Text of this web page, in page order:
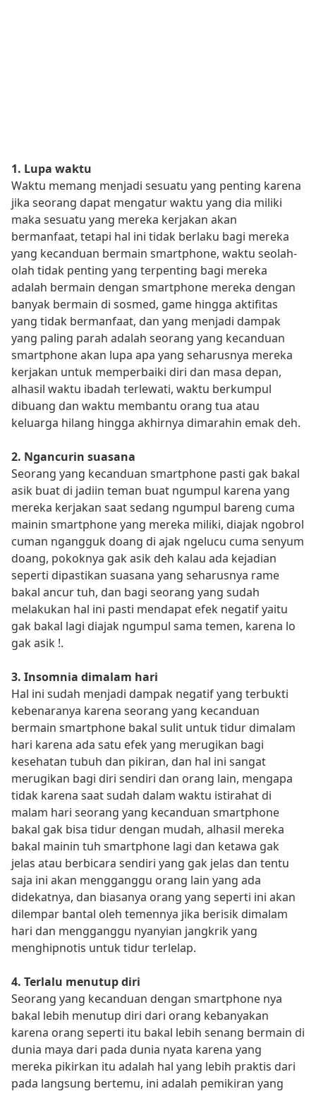
1. Lupa waktu
Waktu memang menjadi sesuatu yang penting karena
jika seorang dapat mengatur waktu yang dia miliki
maka sesuatu yang mereka kerjakan akan
bermanfaat, tetapi hal ini tidak berlaku bagi mereka
yang kecanduan bermain smartphone, waktu seolah-
olah tidak penting yang terpenting bagi mereka
adalah bermain dengan smartphone mereka dengan
banyak bermain di sosmed, game hingga aktifitas
yang tidak bermanfaat, dan yang menjadi dampak
yang paling parah adalah seorang yang kecanduan
smartphone akan lupa apa yang seharusnya mereka
kerjakan untuk memperbaiki diri dan masa depan,
alhasil waktu ibadah terlewati, waktu berkumpul
dibuang dan waktu membantu orang tua atau
keluarga hilang hingga akhirnya dimarahin emak deh.
2. Ngancurin suasana
Seorang yang kecanduan smartphone pasti gak bakal
asik buat di jadiin teman buat ngumpul karena yang
mereka kerjakan saat sedang ngumpul bareng cuma
mainin smartphone yang mereka miliki, diajak ngobrol
cuman ngangguk doang di ajak ngelucu cuma senyum
doang, pokoknya gak asik deh kalau ada kejadian
seperti dipastikan suasana yang seharusnya rame
bakal ancur tuh, dan bagi seorang yang sudah
melakukan hal ini pasti mendapat efek negatif yaitu
gak bakal lagi diajak ngumpul sama temen, karena lo
gak asik !.
3. Insomnia dimalam hari
Hal ini sudah menjadi dampak negatif yang terbukti
kebenaranya karena seorang yang kecanduan
bermain smartphone bakal sulit untuk tidur dimalam
hari karena ada satu efek yang merugikan bagi
kesehatan tubuh dan pikiran, dan hal ini sangat
merugikan bagi diri sendiri dan orang lain, mengapa
tidak karena saat sudah dalam waktu istirahat di
malam hari seorang yang kecanduan smartphone
bakal gak bisa tidur dengan mudah, alhasil mereka
bakal mainin tuh smartphone lagi dan ketawa gak
jelas atau berbicara sendiri yang gak jelas dan tentu
saja ini akan mengganggu orang lain yang ada
didekatnya, dan biasanya orang yang seperti ini akan
dilempar bantal oleh temennya jika berisik dimalam
hari dan mengganggu nyanyian jangkrik yang
menghipnotis untuk tidur terlelap.
4. Terlalu menutup diri
Seorang yang kecanduan dengan smartphone nya
bakal lebih menutup diri dari orang kebanyakan
karena orang seperti itu bakal lebih senang bermain di
dunia maya dari pada dunia nyata karena yang
mereka pikirkan itu adalah hal yang lebih praktis dari
pada langsung bertemu, ini adalah pemikiran yang